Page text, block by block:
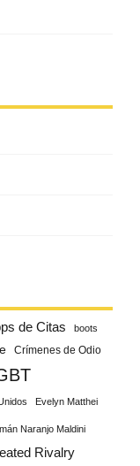
de Citas boots
Crímenes de Odio
Evelyn Matthei
Naranjo Maldini
Rivalry